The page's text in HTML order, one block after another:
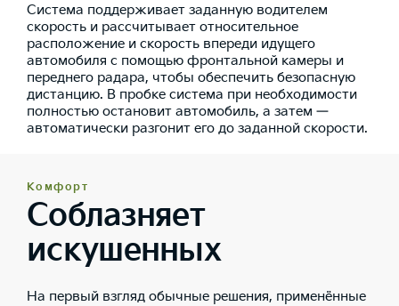
Система поддерживает заданную водителем
скорость и рассчитывает относительное
расположение и скорость впереди идущего
автомобиля с помощью фронтальной камеры и
переднего радара, чтобы обеспечить безопасную
дистанцию. В пробке система при необходимости
полностью остановит автомобиль, а затем —
автоматически разгонит его до заданной скорости.
Комфорт
Соблазняет
искушенных
На первый взгляд обычные решения, применённые